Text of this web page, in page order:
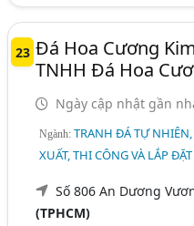
23 Đá Hoa Cương
TNHH Đá Hoa
Ngày cập nhật gần
Ngành:TRANH ĐÁ TỰ
XUẤT, THI CÔNG VÀ LẮP ĐẶT
Số 806 An Dương
(TPHCM)